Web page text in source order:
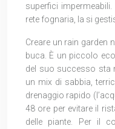
superfici
rete fognaria, la si
Creare un rain garden
buca. È un piccolo
del suo successo sta
un mix di sabbia,
drenaggio rapido
48 ore per evitare il
delle piante. Per il